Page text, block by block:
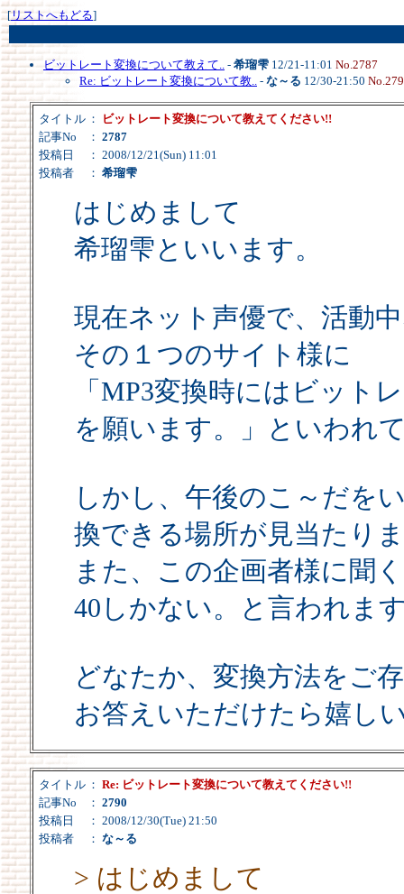
[リストへもどる]
ビットレート変換について教えて.. - 希瑠雫 12/21-11:01 No.2787
Re: ビットレート変換について教.. - な～る 12/30-21:50
タイトル ：
ビットレート変換について教えてください!!
記事No
： 2787
投稿日
： 2008/12/21(Sun) 11:01
投稿者
： 希瑠雫
はじめまして
希瑠雫といいます。
現在ネット声優で、活動
その１つのサイト様に
「MP3変換時にはビット
を願います。」といわれ
しかし、午後のこ～だを
換できる場所が見当たり
また、この企画者様に聞
40しかない。と言われま
どなたか、変換方法をご
お答えいただけたら嬉し
タイトル ： Re: ビットレート変換について教えてください!!
記事No
： 2790
投稿日
： 2008/12/30(Tue) 21:50
投稿者
： な～る
> はじめまして